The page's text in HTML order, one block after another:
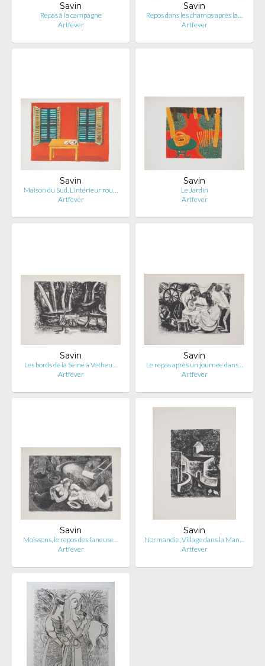
Savin
Repas à la campagne
Artfever
Savin
Repos dans les champs après la…
Artfever
Savin
Maison du Sud, L'intérieur rou…
Artfever
Savin
Le Jardin
Artfever
Savin
Les bords de la Seine à Vétheu…
Artfever
Savin
Le repas après un journée dans…
Artfever
Savin
Moissons, le repos des faneuse…
Artfever
Savin
Normandie, Village dans la Man…
Artfever